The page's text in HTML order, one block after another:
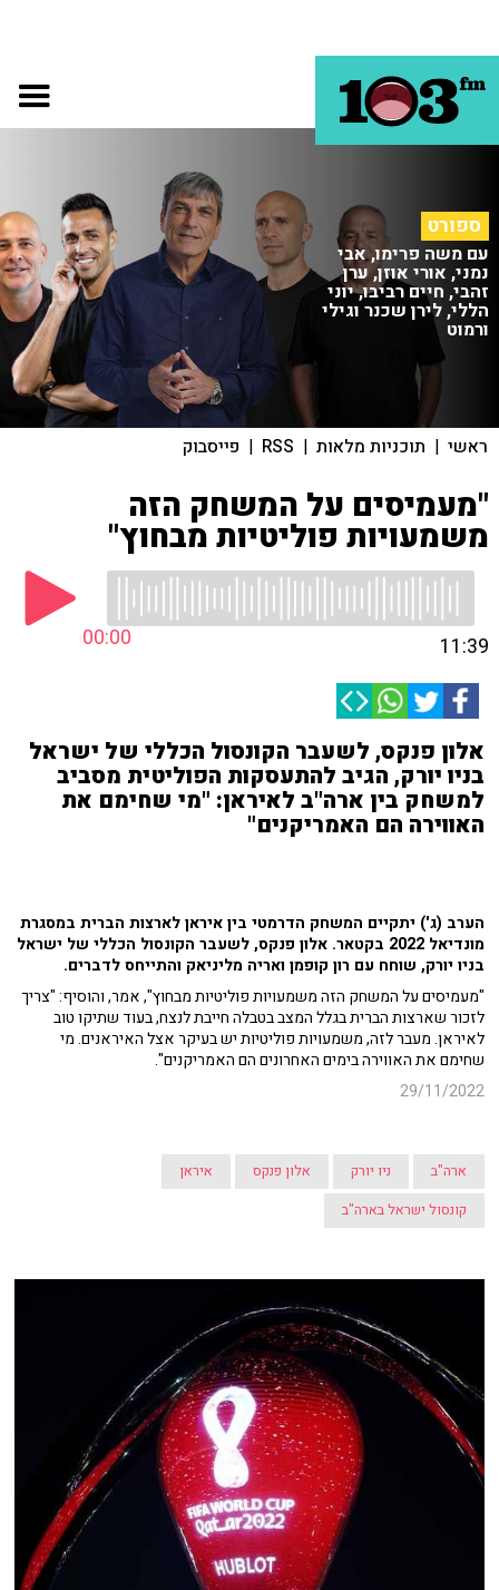
ספורט
עם משה פרימו, אבי
נמני, אורי אוזן, ערן
זהבי, חיים רביבו, יוני
הללי, לירן שכנר וגילי
ורמוט
ראשי | תוכניות מלאות |
RSS
| פייסבוק
"מעמיסים על המשחק הזה
משמעויות פוליטיות מבחוץ"
00:00 11:39
אלון פנקס, לשעבר הקונסול הכללי של ישראל
בניו יורק, הגיב להתעסקות הפוליטית מסביב
למשחק בין ארה"ב לאיראן: "מי שחימם את
האווירה הם האמריקנים"
הערב (ג') יתקיים המשחק הדרמטי בין איראן לארצות הברית במסגרת
מונדיאל 2022 בקטאר. אלון פנקס, לשעבר הקונסול הכללי של ישראל
בניו יורק, שוחח עם רון קופמן ואריה מליניאק והתייחס לדברים.
"מעמיסים על המשחק הזה משמעויות פוליטיות מבחוץ", אמר, והוסיף: "צריך
לזכור שארצות הברית בגלל המצב בטבלה חייבת לנצח, בעוד שתיקו טוב
לאיראן. מעבר לזה, משמעויות פוליטיות יש בעיקר אצל האיראנים. מי
שחימם את האווירה בימים האחרונים הם האמריקנים".
29/11/2022
ארה"ב ניו יורק אלון פנקס
איראן
קונסול ישראל בארה"ב